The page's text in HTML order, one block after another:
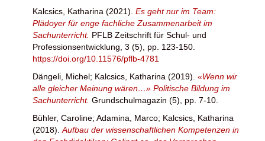
Kalcsics, Katharina (2021). Es geht nur im Team:
Plädoyer für enge fachliche Zusammenarbeit im
Sachunterricht. PFLB Zeitschrift für Schul- und
Professionsentwicklung, 3 (5), pp. 123-150.
https://doi.org/10.11576/pflb-4781
Dängeli, Michel; Kalcsics, Katharina (2019). «Wenn wir
alle gleicher Meinung wären…» Politische Bildung im
Sachunterricht. Grundschulmagazin (5), pp. 7-10.
Bühler, Caroline; Adamina, Marco; Kalcsics, Katharina
(2018). Aufbau der wissenschaftlichen Kompetenzen in